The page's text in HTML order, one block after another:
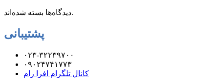
دیدگاه‌ها بسته شده‌اند.
پشتیبانی
۰۲۳-۳۲۲۳۹۷۰۰
۰۹۰۲۴۷۴۱۷۷۳
کانال تلگرام افرا رام